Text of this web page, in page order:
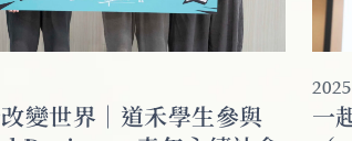
變世界｜道禾學生參與
一